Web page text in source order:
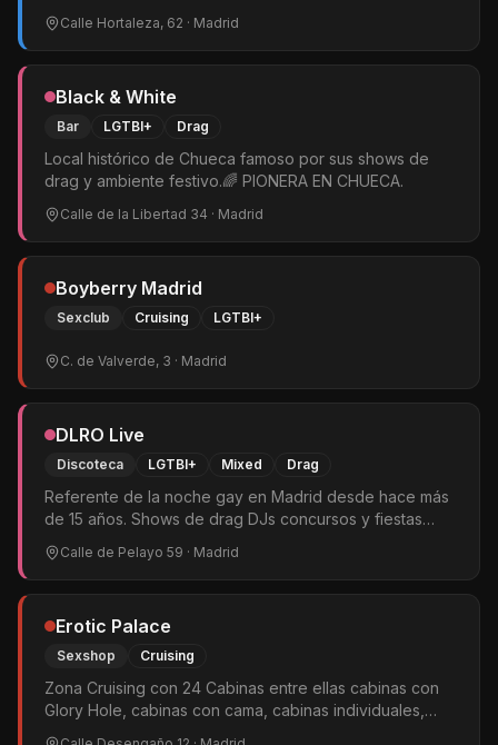
España y Latinoamérica. Los primeros años fueron
difíciles, ya que no existían libros para rellenar nuestras
estanterías y nuestros clientes todavía no habían
años podemos decir con orgullo que además de ser
una de las librerías más grande del mundo en nuestra
LGTBIQ+, tanto en España como en el extranjero.
Disponemos de un amplio fondo de narrativa, ensayo,
biografía, poesía, fotografía, novela ilustrada, fanzinez y
Hernández, Mar de Griñó, Laura Carpena y Rio Carvajal.
Síguenos en Twitter (@libreberkana) e Instagram
(@libreria_berkana).
Calle Hortaleza, 62 · Madrid
Black & White
Bar LGTBI+ Drag
Local histórico de Chueca famoso por sus shows de
drag y ambiente festivo.🌈 PIONERA EN CHUECA.
Calle de la Libertad 34 · Madrid
Boyberry Madrid
Sexclub Cruising LGTBI+
C. de Valverde, 3 · Madrid
DLRO Live
Discoteca LGTBI+ Mixed Drag
Referente de la noche gay en Madrid desde hace más
de 15 años. Shows de drag DJs concursos y fiestas
temáticas cada noche. Cócteles de autor y camareros
acrobáticos. Cerrado los lunes.
Calle de Pelayo 59 · Madrid
Erotic Palace
Sexshop Cruising
Zona Cruising con 24 Cabinas entre ellas cabinas con
Glory Hole, cabinas con cama, cabinas individuales,
zonas oscuras y cabina Sling (Columpio)